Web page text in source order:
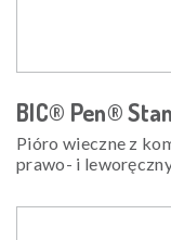
BIC® Pen®
Pióro wieczne z
prawo- i